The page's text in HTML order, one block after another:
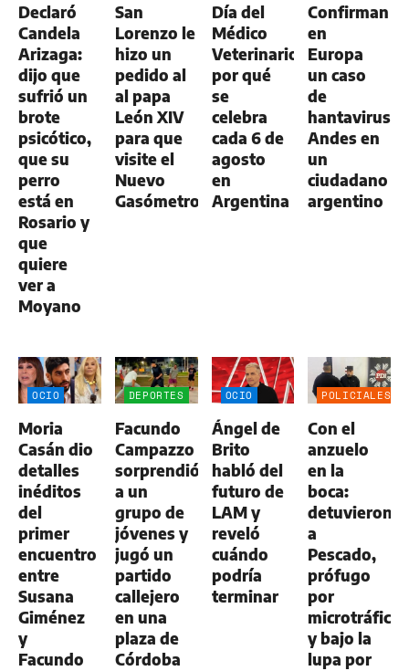
Declaró
Candela
Arizaga:
dijo que
sufrió un
brote
psicótico,
que su
perro
está en
Rosario y
que
quiere
ver a
Moyano
San
Lorenzo le
hizo un
pedido al
al papa
León XIV
para que
visite el
Nuevo
Gasómetro
Día del
Médico
Veterinario:
por qué
se
celebra
cada 6 de
agosto
en
Argentina
Confirman
en
Europa
un caso
de
hantavirus
Andes en
un
ciudadano
argentino
OCIO
Moria
Casán dio
detalles
inéditos
del
primer
encuentro
entre
Susana
Giménez
y
Facundo
DEPORTES
Facundo
Campazzo
sorprendió
a un
grupo de
jóvenes y
jugó un
partido
callejero
en una
plaza de
Córdoba
OCIO
Ángel de
Brito
habló del
futuro de
LAM y
reveló
cuándo
podría
terminar
POLICIALES
Con el
anzuelo
en la
boca:
detuvieron
a
Pescado,
prófugo
por
microtráfico
y bajo la
lupa por